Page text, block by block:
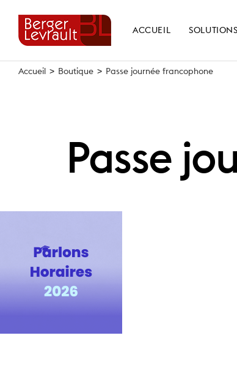
content
ACCUEIL SOLUTIONS
Accueil > Boutique > Passe journée francophone
Passe